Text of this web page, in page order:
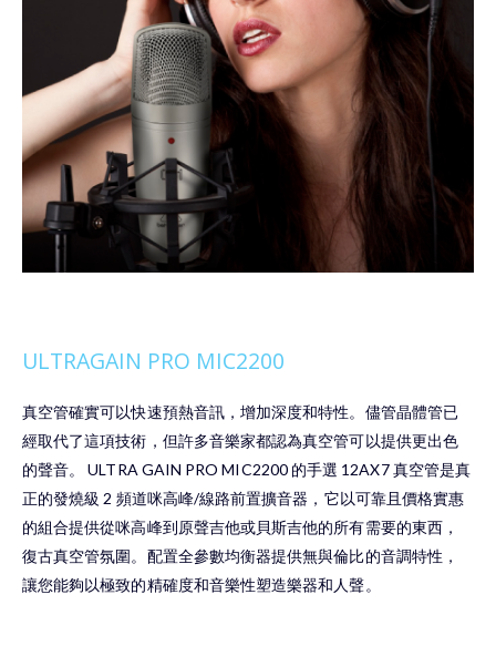
ULTRAGAIN PRO MIC2200
真空管確實可以快速預熱音訊，增加深度和特性。儘管晶體管已
經取代了這項技術，但許多音樂家都認為真空管可以提供更出色
的聲音。 ULTRA GAIN PRO MIC2200 的手選 12AX7 真空管是真
正的發燒級 2 頻道咪高峰/線路前置擴音器，它以可靠且價格實惠
的組合提供從咪高峰到原聲吉他或貝斯吉他的所有需要的東西，
復古真空管氛圍。配置全參數均衡器提供無與倫比的音調特性，
讓您能夠以極致的精確度和音樂性塑造樂器和人聲。